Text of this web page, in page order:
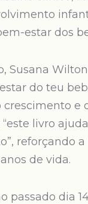
estar dos
Susana
do teu
e
livro
reforçando
de vida.
passado dia